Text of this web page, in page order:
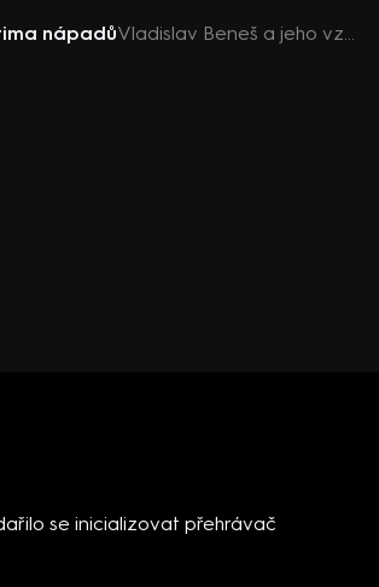
nápadů Vladislav Beneš a jeho vztah k přírodě
se inicializovat přehrávač